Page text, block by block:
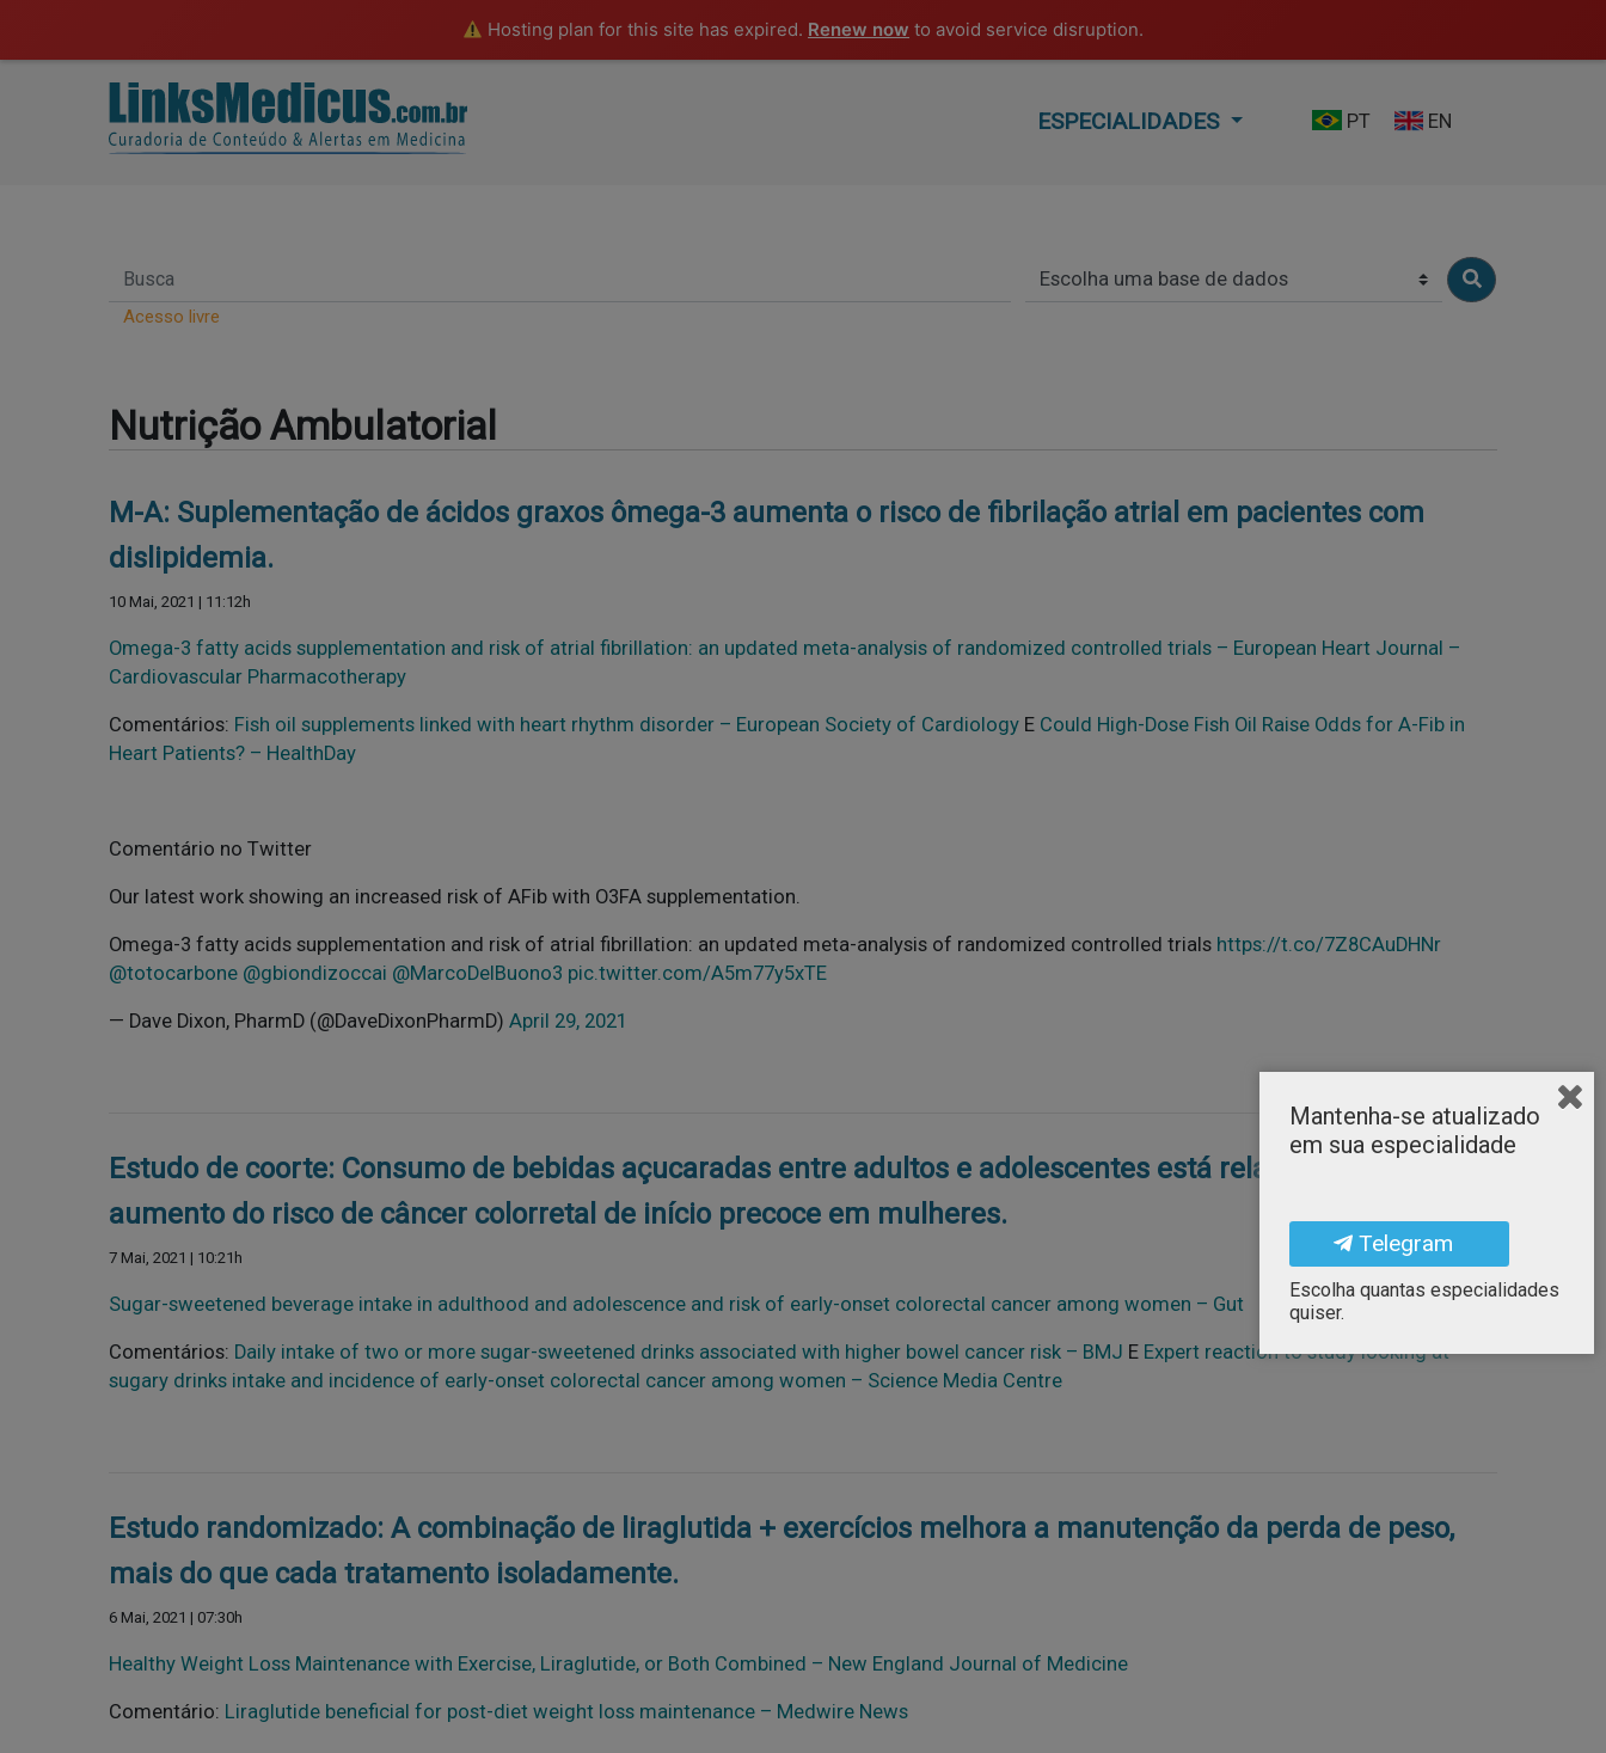
Hosting plan for this site has expired. Renew now to avoid service disruption.
ESPECIALIDADES PT EN
Acesso livre
Nutrição Ambulatorial
M-A: Suplementação de ácidos graxos ômega-3 aumenta o risco de fibrilação atrial em pacientes com
dislipidemia.
10 Mai, 2021 | 11:12h
Omega-3 fatty acids supplementation and risk of atrial fibrillation: an updated meta-analysis of randomized controlled trials – European Heart Journal –
Cardiovascular Pharmacotherapy
Comentários: Fish oil supplements linked with heart rhythm disorder – European Society of Cardiology E Could High-Dose Fish Oil Raise Odds for A-Fib in
Heart Patients? – HealthDay
Comentário no Twitter
Our latest work showing an increased risk of AFib with O3FA supplementation.
Omega-3 fatty acids supplementation and risk of atrial fibrillation: an updated meta-analysis of randomized controlled trials https://t.co/7Z8CAuDHNr
@totocarbone @gbiondizoccai @MarcoDelBuono3 pic.twitter.com/A5m77y5xTE
— Dave Dixon, PharmD (@DaveDixonPharmD) April 29, 2021
Estudo de coorte: Consumo de bebidas açucaradas entre adultos e adolescentes está relacionado a
aumento do risco de câncer colorretal de início precoce em mulheres.
7 Mai, 2021 | 10:21h
Sugar-sweetened beverage intake in adulthood and adolescence and risk of early-onset colorectal cancer among women – Gut
Comentários: Daily intake of two or more sugar-sweetened drinks associated with higher bowel cancer risk – BMJ E Expert reaction to study looking at
sugary drinks intake and incidence of early-onset colorectal cancer among women – Science Media Centre
Estudo randomizado: A combinação de liraglutida + exercícios melhora a manutenção da perda de peso,
mais do que cada tratamento isoladamente.
6 Mai, 2021 | 07:30h
Healthy Weight Loss Maintenance with Exercise, Liraglutide, or Both Combined – New England Journal of Medicine
Comentário: Liraglutide beneficial for post-diet weight loss maintenance – Medwire News
Mantenha-se atualizado
em sua especialidade
Telegram
Escolha quantas especialidades
quiser.